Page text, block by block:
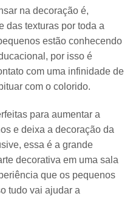
na decoração é,
das texturas por toda a
estão conhecendo
por isso é
com uma infinidade de
com o colorido.
para aumentar a
e deixa a decoração da
essa é a grande
decorativa em uma sala
que os pequenos
tudo vai ajudar a